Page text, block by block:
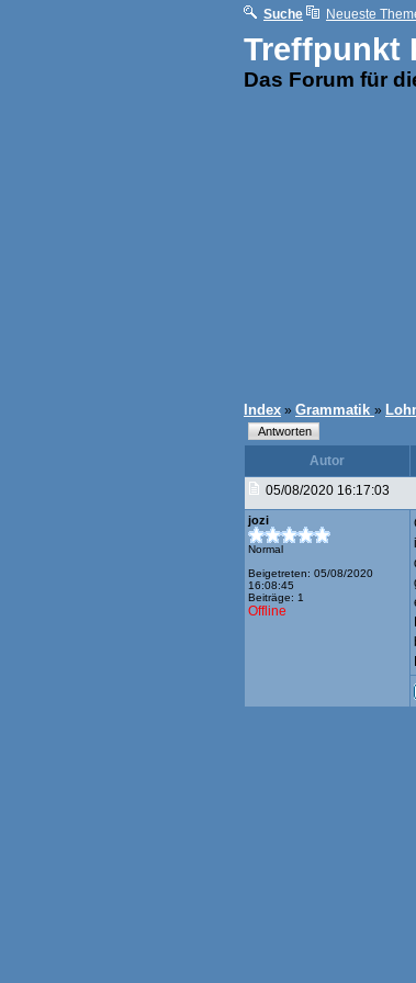
Suche Neueste
Treffpunkt
Das Forum für
Index » Grammatik »
Autor
05/08/2020 16:17:03
jozi
Normal
Beigetreten: 05/08/2020
16:08:45
Beiträge: 1
Offline